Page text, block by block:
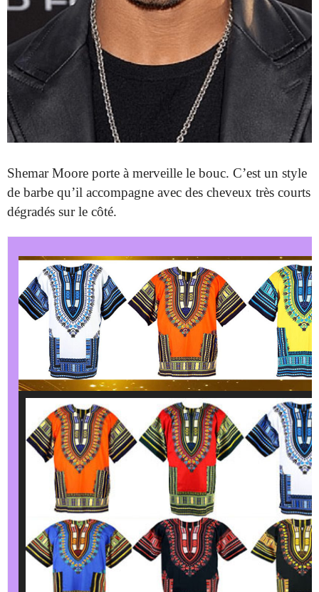
Shemar Moore porte à merveille le bouc. C’est un style
de barbe qu’il accompagne avec des cheveux très courts
dégradés sur le côté.